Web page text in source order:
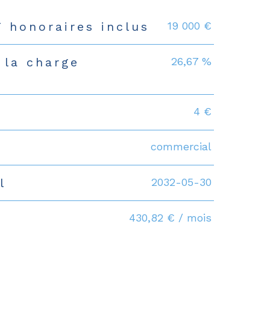
honoraires inclus 19 000 €
charge
26,67 %
4 €
commercial
2032-05-30
430,82 € / mois